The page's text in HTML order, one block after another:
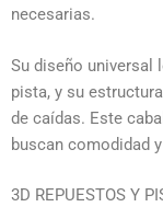
necesarias.
Su diseño universal
pista, y su
de caídas. Este
buscan comodidad
3D REPUESTOS Y